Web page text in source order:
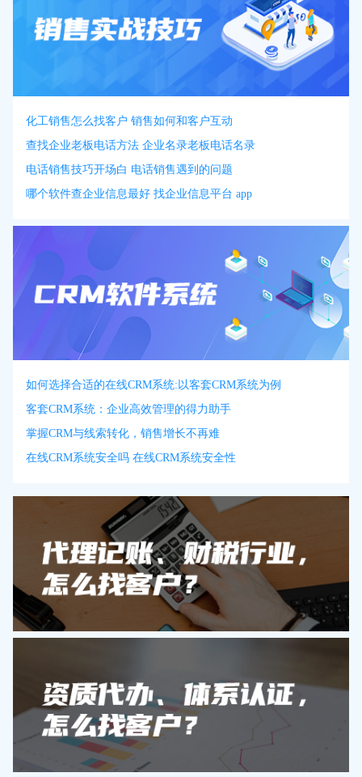
化工销售怎么找客户 销售如何和客户互动
查找企业老板电话方法 企业名录老板电话名录
电话销售技巧开场白 电话销售遇到的问题
哪个软件查企业信息最好 找企业信息平台 app
如何选择合适的在线CRM系统:以客套CRM系统为例
客套CRM系统：企业高效管理的得力助手
掌握CRM与线索转化，销售增长不再难
在线CRM系统安全吗 在线CRM系统安全性